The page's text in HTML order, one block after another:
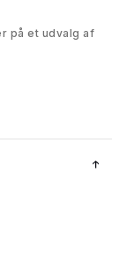
på et udvalg af